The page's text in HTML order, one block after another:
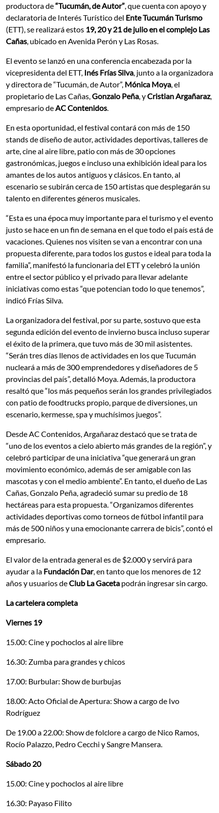
productora de“Tucumán, de Autor” , que cuenta con apoyo y
declaratoria de Interés Turístico del Ente Tucumán Turismo
(ETT), se realizará estos 19, 20 y 21 de julio en el complejo Las
Cañas , ubicado en Avenida Perón y Las Rosas.
El evento se lanzó en una conferencia encabezada por la
vicepresidenta del ETT, Inés Frías Silva , junto a la organizadora
y directora de “Tucumán, de Autor”, Mónica Moya , el
propietario de Las Cañas, Gonzalo Peña , yCristian Argañaraz,
empresario de AC Contenidos
En esta oportunidad, el festival contará con más de 150
stands de diseño de autor, actividades deportivas, talleres de
arte, cine al aire libre, patio con más de 30 opciones
gastronómicas, juegos e incluso una exhibición ideal para los
amantes de los autos antiguos y clásicos. En tanto, al
escenario se subirán cerca de 150 artistas que desplegarán su
talento en diferentes géneros musicales.
“Esta es una época muy importante para el turismo y el evento
justo se hace en un fin de semana en el que todo el país está de
vacaciones. Quienes nos visiten se van a encontrar con una
propuesta diferente, para todos los gustos e ideal para toda la
familia”, manifestó la funcionaria del ETT y celebró la unión
entre el sector público y el privado para llevar adelante
iniciativas como estas “que potencian todo lo que tenemos”,
indicó Frías Silva.
La organizadora del festival, por su parte, sostuvo que esta
segunda edición del evento de invierno busca incluso superar
el éxito de la primera, que tuvo más de 30 mil asistentes.
“Serán tres días llenos de actividades en los que Tucumán
nucleará a más de 300 emprendedores y diseñadores de 5
provincias del país”, detalló Moya. Además, la productora
resaltó que “los más pequeños serán los grandes privilegiados
con patio de foodtrucks propio, parque de diversiones, un
escenario, kermesse, spa y muchísimos juegos”.
Desde AC Contenidos, Argañaraz destacó que se trata de
“uno de los eventos a cielo abierto más grandes de la región”, y
celebró participar de una iniciativa “que generará un gran
movimiento económico, además de ser amigable con las
mascotas y con el medio ambiente”. En tanto, el dueño de Las
Cañas, Gonzalo Peña, agradeció sumar su predio de 18
hectáreas para esta propuesta. “Organizamos diferentes
actividades deportivas como torneos de fútbol infantil para
más de 500 niños y una emocionante carrera de bicis”, contó el
empresario.
El valor de la entrada general es de $2.000 y servirá para
ayudar a la Fundación Dar, en tanto que los menores de 12
años y usuarios deClub La Gaceta podrán ingresar sin cargo.
La cartelera completa
Viernes 19
15.00: Cine y pochoclos al aire libre
16.30: Zumba para grandes y chicos
17.00: Burbular: Show de burbujas
18.00: Acto Oficial de Apertura: Show a cargo de Ivo
Rodríguez
De 19.00 a 22.00: Show de folclore a cargo de Nico Ramos,
Rocío Palazzo, Pedro Cecchi y Sangre Mansera.
Sábado 20
15.00: Cine y pochoclos al aire libre
16.30: Payaso Filito